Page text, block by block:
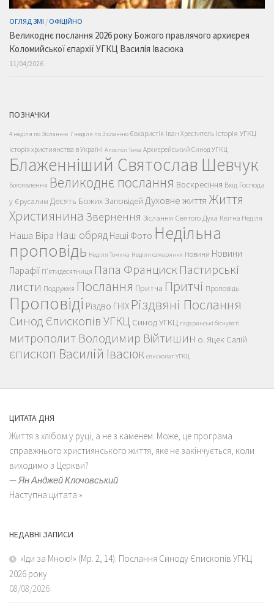
ОГЛЯД ЗМІ / ОФІЦІЙНО
Великоднє послання 2026 року Божого правлячого архиєрея
Коломийської єпархії УГКЦ Василія Івасюка
11/04/2026
ПОЗНАЧКИ
4 неділя по Зісланню 7 неділя по Зісланню Євхаристія Іван Хреститель Історія УГКЦ
Історія християнства в Україні Апостол Тома Архиєрейський Синод УГКЦ
Блаженніший Святослав Шевчук
Богоявлення Великоднє послання Воскресіння Вхід Господа
у Єрусалим Десять Божих Заповідей Духовне життяЖиття
Християнина Звернення Зіслання Святого Духа Квітна Неділя
Наша Віра Наш обряд Наші Фото Недільна
проповідь Неділя Томина Неділя самарянки Новини Новини
Парафії П'ятидесятниця Папа Франциск Пастирські
листи Подружжя Послання Притча Притчі Проповідь
Проповіді Різдво ГНІХ Різдвяні Послання
Синод Єпископів УГКЦ Синод УГКЦ гадаринські біснуваті
митрополит Володимир Війтишин о. Яцек Салій
єпископ Василій Івасюк єпископат УГКЦ
ЦИТАТА ДНЯ
Життя з хлібом у руці, а не з каменем. Може, це програма
справжнього християнського життя, яке не закінчується, коли
виходимо з Церкви?
—Ян Анджей Клочовський
Наступна цитата »
НЕДАВНІ ЗАПИСИ
«Іди за Мною!» (Мр. 2, 14). Послання Синоду Єпископів УГКЦ
2026 року
08/08/2026